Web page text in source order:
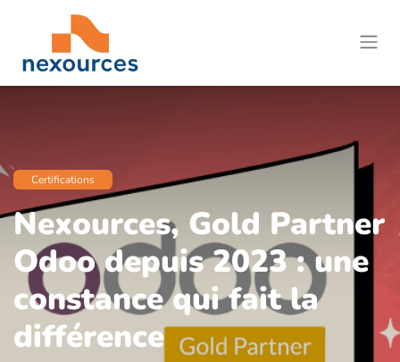
Certifications
Nexources, Gold Partner
Odoo depuis 2023 : une
constance qui fait la
différence